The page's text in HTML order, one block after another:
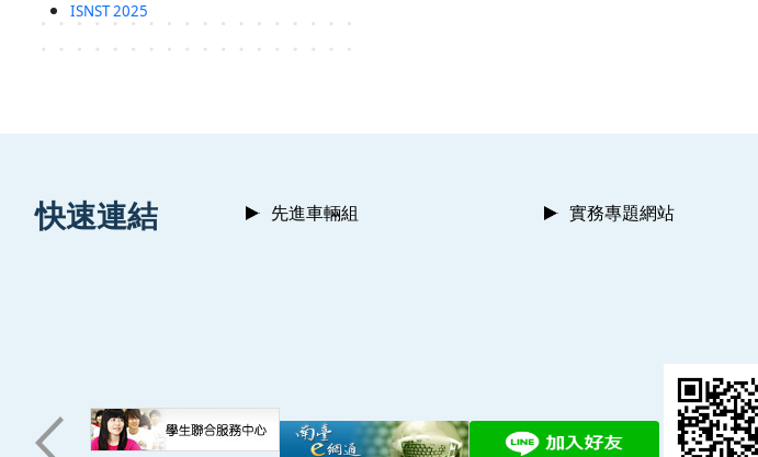
ISNST 2025
快速連結 先進車輛組 實務專題網站